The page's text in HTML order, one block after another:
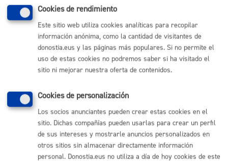
Sede electrónica
Mapas - GeoDonostia
Sala de prensa
Mapa web
Otras páginas web corporativas
Donostia Kultura
Donostia Turismo
Fomento de San Sebastián
Síguenos en redes sociales
Cookies de rendimiento
Este sitio web utiliza cookies analíticas para recopilar
información anónima, como la cantidad de visitantes de
donostia.eus y las páginas más populares. Si no permite el
uso de estas cookies no podremos saber si ha visitado el
sitio ni mejorar nuestra oferta de contenidos.
Cookies de personalización
Los socios anunciantes pueden crear estas cookies en el
sitio. Dichas compañías pueden usarlas para crear un perfil
de sus intereses y mostrarle anuncios personalizados en
otros sitios sin almacenar directamente información
personal. Donostia.eus no utiliza a día de hoy cookies de este